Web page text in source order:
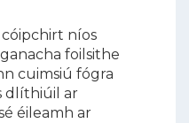
cóipchirt níos
foilsithe
cuimsiú fógra
dlíthiúil ar
éileamh ar